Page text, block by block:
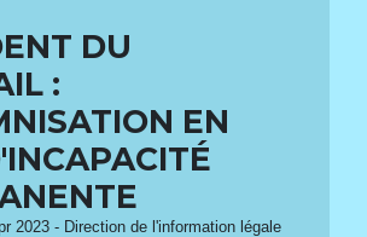
DU
:
EN
2023 - Direction de l'information légale